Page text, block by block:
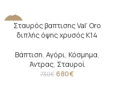
-7%
Σταυρός βαπτισης Val’ Oro
διπλής όψης χρυσός Κ14
Βάπτιση, Αγόρι, Κόσμημα,
Άντρας, Σταυροί
730€ 680€